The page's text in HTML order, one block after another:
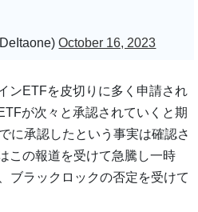
October 16, 2023
ンETFを皮切りに多く申請され
が次々と承認されていくと期
に承認したという事実は確認さ
この報道を受けて急騰し一時
ブラックロックの否定を受けて